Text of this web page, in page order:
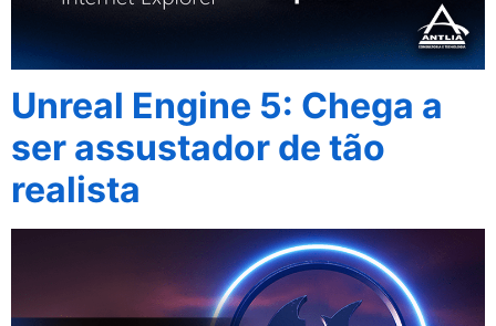
Unreal Engine 5: Chega a
ser assustador de tão
realista